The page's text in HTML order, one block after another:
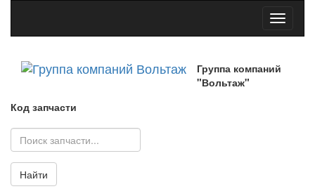
Toggle
Группа компаний
"Вольтаж"
Код запчасти
Найти